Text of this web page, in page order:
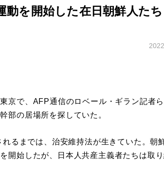
動を開始した在日朝鮮人た
京で、AFP通信のロベール・ギラン記者
部の居場所を探していた。
るまでは、治安維持法が生きていた。朝
開始したが、日本人共産主義者たちは取